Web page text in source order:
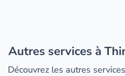
Autres services à
Découvrez les autres